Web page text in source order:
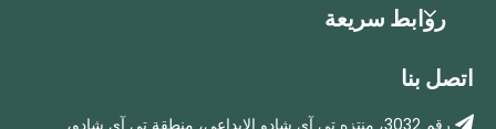
روابط سريعة
اتصل بنا
 رقم 3032، منتزه تي آي شادو الإبداعي، منطقة تي آي شادو،